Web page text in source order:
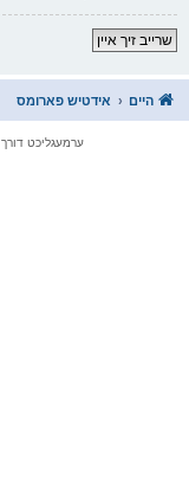
שרייב זיך איין
היים אידטיש פארומס
ערמעגליכט דורך